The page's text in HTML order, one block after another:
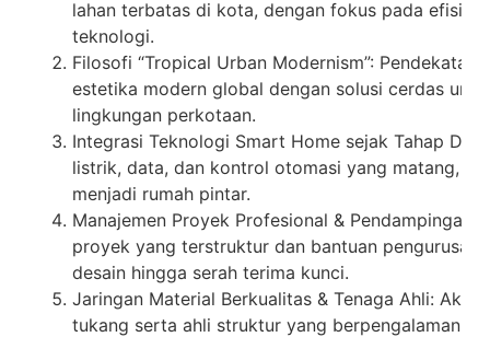
lahan terbatas di kota, dengan fokus pada
teknologi.
Filosofi “Tropical Urban Modernism”:
estetika modern global dengan solusi cerdas
lingkungan perkotaan.
Integrasi Teknologi Smart Home sejak Tahap
listrik, data, dan kontrol otomasi yang matang,
menjadi rumah pintar.
Manajemen Proyek Profesional & Pendampingan
proyek yang terstruktur dan bantuan pengurusan
desain hingga serah terima kunci.
Jaringan Material Berkualitas & Tenaga Ahli:
tukang serta ahli struktur yang berpengalaman